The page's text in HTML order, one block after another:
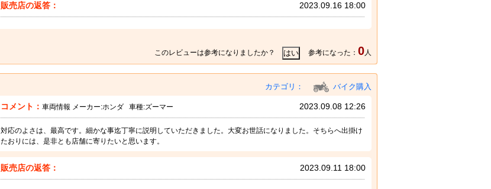
販売店の返答： 2023.09.16 18:00
このレビューは参考になりましたか？ 参考になった： 0人
カテゴリ： バイク購入
コメント： 車両情報 メーカー:ホンダ 車種:ズーマー 2023.09.08 12:26
対応のよさは、最高です。細かな事迄丁寧に説明していただきました。大変お世話になりました。そちらへ出掛け
たおりには、是非とも店舗に寄りたいと思います。
販売店の返答： 2023.09.11 18:00